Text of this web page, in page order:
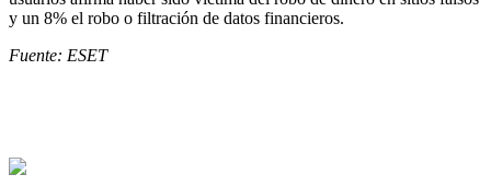
y un 8% el robo o filtración de datos financieros.
Fuente: ESET